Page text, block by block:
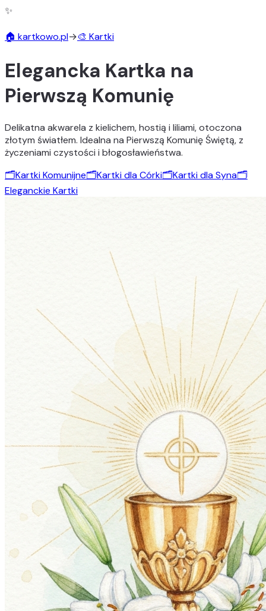
✨
🏠 kartkowo.pl→🎨 Kartki
Elegancka Kartka na
Pierwszą Komunię
Delikatna akwarela z kielichem, hostią i liliami, otoczona
złotym światłem. Idealna na Pierwszą Komunię Świętą, z
życzeniami czystości i błogosławieństwa.
🗂️Kartki Komunijne🗂️Kartki dla Córki🗂️Kartki dla Syna🗂️
Eleganckie Kartki